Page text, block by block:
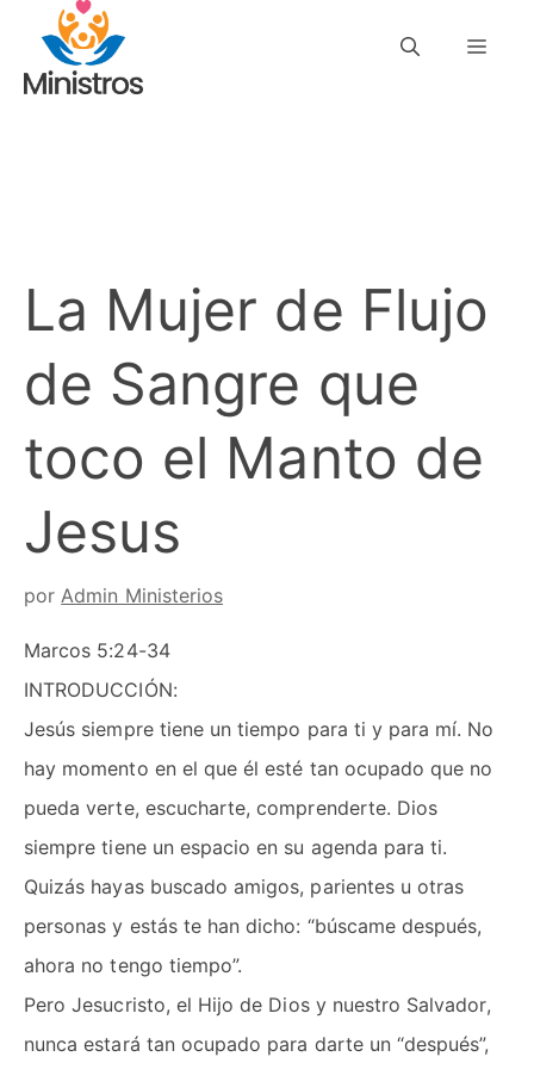
contenido
La Mujer de Flujo
de Sangre que
toco el Manto de
Jesus
porAdmin Ministerios
Marcos 5:24-34
INTRODUCCIÓN:
Jesús siempre tiene un tiempo para ti y para mí. No
hay momento en el que él esté tan ocupado que no
pueda verte, escucharte, comprenderte. Dios
siempre tiene un espacio en su agenda para ti.
Quizás hayas buscado amigos, parientes u otras
personas y estás te han dicho: “búscame después,
ahora no tengo tiempo”.
Pero Jesucristo, el Hijo de Dios y nuestro Salvador,
nunca estará tan ocupado para darte un “después”,